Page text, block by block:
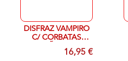
DISFRAZ VAMPIRO
C/ CORBATAS
NIÑO T-416,95 €